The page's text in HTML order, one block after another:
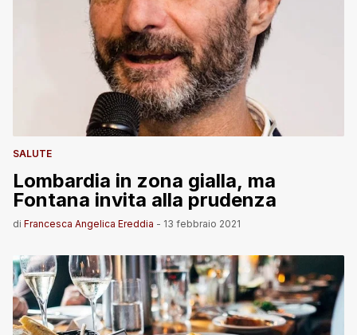
SALUTE
Lombardia in zona gialla, ma
Fontana invita alla prudenza
di Francesca Angelica Ereddia - 13 febbraio 2021